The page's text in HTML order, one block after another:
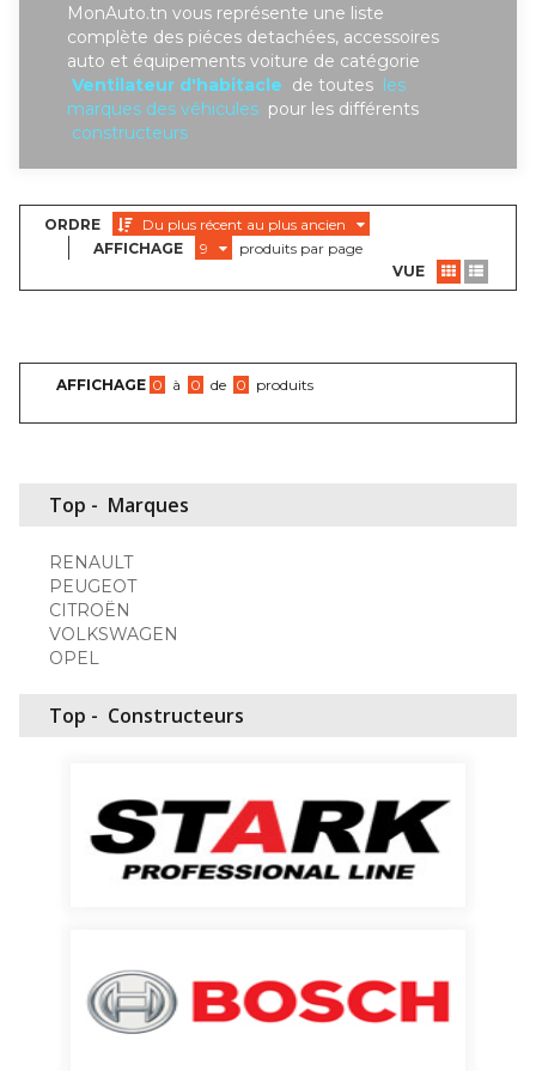
MonAuto.tn vous représente une liste
complète des piéces detachées, accessoires
auto et équipements voiture de catégorie
Ventilateur d'habitacle de toutes les
marques des véhicules pour les différents
constructeurs
ORDRE
Du plus récent au plus ancien
AFFICHAGE
9
produits par page
VUE
AFFICHAGE 0 à 0 de 0 produits
Top - Marques
RENAULT
PEUGEOT
CITROËN
VOLKSWAGEN
OPEL
Top - Constructeurs